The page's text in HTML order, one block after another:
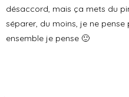
désaccord, mais ça mets du
séparer, du moins, je ne pense
ensemble je pense 🙂